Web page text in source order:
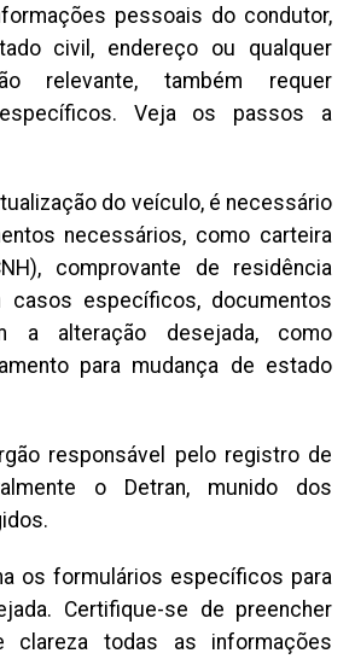
pessoais do condutor,
civil, endereço ou qualquer
relevante, também requer
Veja os passos a
do veículo, é necessário
necessários, como carteira
comprovante de residência
casos específicos, documentos
a alteração desejada, como
para mudança de estado
responsável pelo registro de
o Detran, munido dos
os formulários específicos para
Certifique-se de preencher
clareza todas as informações